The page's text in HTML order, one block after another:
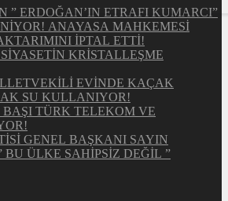
” ERDOĞAN’IN ETRAFI KUMARCI”
ANAYASA MAHKEMESİ
İPTAL ETTİ!
KRİSTALLEŞME
EVİNDE KAÇAK
SU KULLANIYOR!
BAŞI TÜRK TELEKOM VE
GENEL BAŞKANI SAYIN
ÜLKE SAHİPSİZ DEĞİL ”